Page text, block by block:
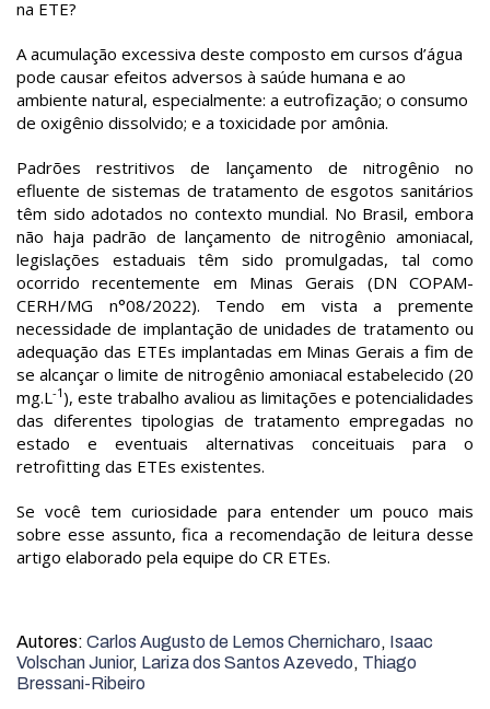
na ETE?
A acumulação excessiva deste composto em cursos d’água
pode causar efeitos adversos à saúde humana e ao
ambiente natural, especialmente: a eutrofização; o consumo
de oxigênio dissolvido; e a toxicidade por amônia.
Padrões restritivos de lançamento de nitrogênio no
efluente de sistemas de tratamento de esgotos sanitários
têm sido adotados no contexto mundial. No Brasil, embora
não haja padrão de lançamento de nitrogênio amoniacal,
legislações estaduais têm sido promulgadas, tal como
ocorrido recentemente em Minas Gerais (DN COPAM-
CERH/MG n°08/2022). Tendo em vista a premente
necessidade de implantação de unidades de tratamento ou
adequação das ETEs implantadas em Minas Gerais a fim de
se alcançar o limite de nitrogênio amoniacal estabelecido (20
mg.L-1), este trabalho avaliou as limitações e potencialidades
das diferentes tipologias de tratamento empregadas no
estado e eventuais alternativas conceituais para o
retrofitting das ETEs existentes.
Se você tem curiosidade para entender um pouco mais
sobre esse assunto, fica a recomendação de leitura desse
artigo elaborado pela equipe do CR ETEs.
Autores: Carlos Augusto de Lemos Chernicharo, Isaac
Volschan Junior, Lariza dos Santos Azevedo, Thiago
Bressani-Ribeiro